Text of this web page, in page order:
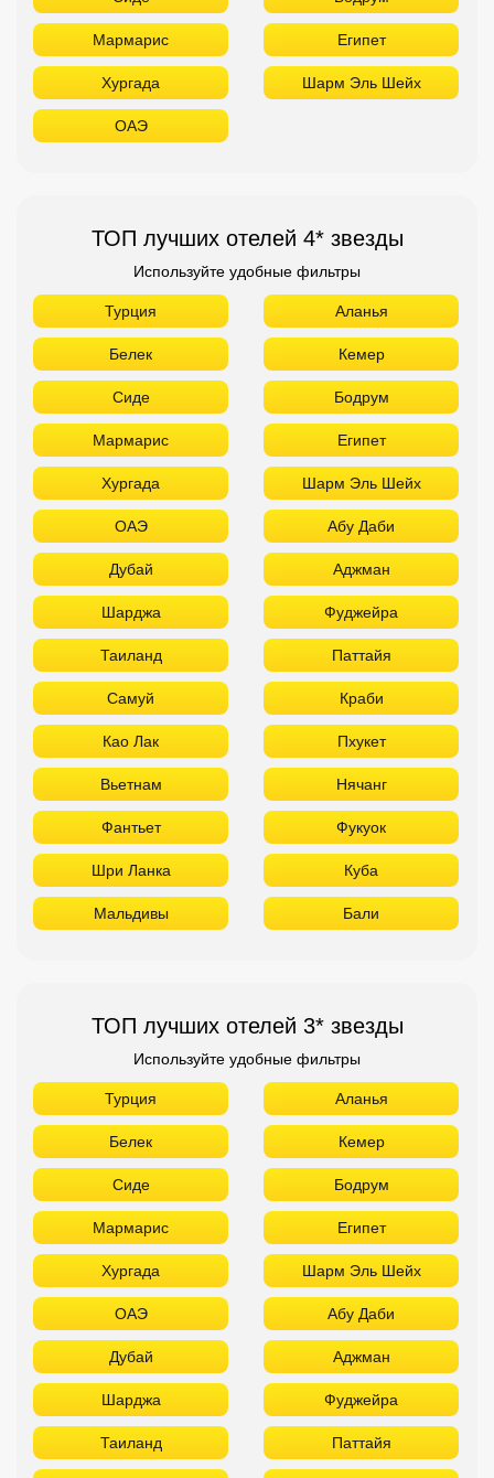
Мармарис Египет
Хургада Шарм Эль Шейх
ОАЭ
ТОП лучших отелей 4* звезды
Используйте удобные фильтры
Турция Аланья
Белек Кемер
Сиде Бодрум
Мармарис Египет
Хургада Шарм Эль Шейх
ОАЭ Абу Даби
Дубай Аджман
Шарджа Фуджейра
Таиланд Паттайя
Самуй Краби
Као Лак Пхукет
Вьетнам Нячанг
Фантьет Фукуок
Шри Ланка Куба
Мальдивы Бали
ТОП лучших отелей 3* звезды
Используйте удобные фильтры
Турция Аланья
Белек Кемер
Сиде Бодрум
Мармарис Египет
Хургада Шарм Эль Шейх
ОАЭ Абу Даби
Дубай Аджман
Шарджа Фуджейра
Таиланд Паттайя